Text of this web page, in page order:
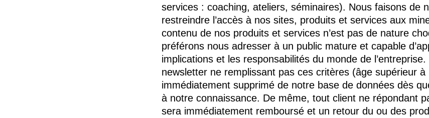
services : coaching, ateliers, séminaires). Nous faisons de
restreindre l’accès à nos sites, produits et services aux
contenu de nos produits et services n’est pas de nature
préférons nous adresser à un public mature et capable
implications et les responsabilités du monde de
newsletter ne remplissant pas ces critères (âge supérieur
immédiatement supprimé de notre base de données dès
à notre connaissance. De même, tout client ne répondant
sera immédiatement remboursé et un retour du ou des